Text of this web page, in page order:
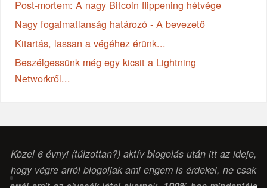
Post-mortem: A nagy Bitcoin flippening hétvége
Nagy fogalmatlanság határozó - A bevezető
Kitartás, lassan a végéhez érünk...
Beszélgessünk még egy kicsit a Lightning
Networkről...
Közel 6 évnyi (túlzottan?) aktív blogolás után itt az ideje,
hogy végre arról blogoljak ami engem is érdekel, ne csak